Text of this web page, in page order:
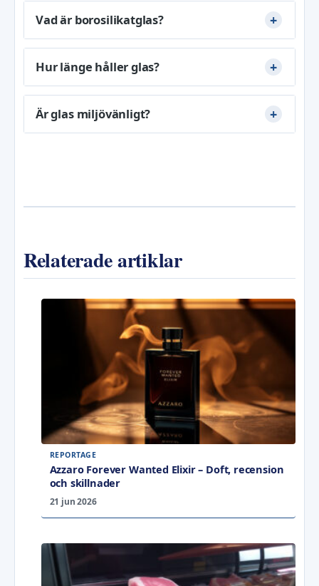
Vad är borosilikatglas?
Hur länge håller glas?
Är glas miljövänligt?
Relaterade artiklar
REPORTAGE
Azzaro Forever Wanted Elixir – Doft, recension
och skillnader
21 jun 2026